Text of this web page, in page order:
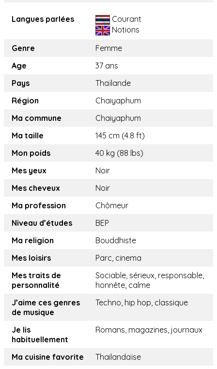
Langues parlées
Courant
Notions
Genre
Femme
Age
37 ans
Pays
Thaïlande
Région
Chaiyaphum
Ma commune
Chaiyaphum
Ma taille
145 cm (4.8 ft)
Mon poids
40 kg (88 lbs)
Mes yeux
Noir
Mes cheveux
Noir
Ma profession
Chômeur
Niveau d’études
BEP
Ma religion
Bouddhiste
Mes loisirs
Parc, cinema
Mes traits de
personnalité
Sociable, sérieux, responsable,
honnête, calme
J’aime ces genres
de musique
Techno, hip hop, classique
Je lis
habituellement
Romans, magazines, journaux
Ma cuisine favorite
Thailandaïse